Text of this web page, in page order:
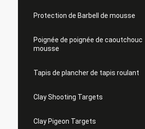
Protection de Barbell de mousse
Poignée de poignée de caoutchouc
mousse
Tapis de plancher de tapis roulant
Clay Shooting Targets
Clay Pigeon Targets